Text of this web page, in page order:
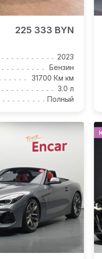
225 333 BYN
2023
Бензин
31700 Км км
3.0 л
Полный